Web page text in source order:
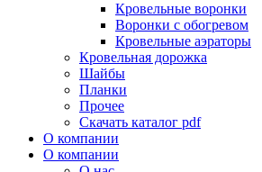
Кровельные воронки
Воронки с обогревом
Кровельные аэраторы
Кровельная дорожка
Шайбы
Планки
Прочее
Скачать каталог pdf
О компании
О компании